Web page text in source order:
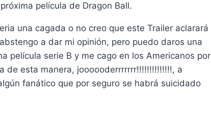
pelí­cula de Dragon Ball.
una cagada o no creo que este Trailer aclarará
a dar mi opinión, pero puedo daros una
pelí­cula serie B y me cago en los Americanos por
de esta manera, joooooderrrrrrr!!!!!!!!!!!!!!, a
fanático que por seguro se habrá suicidado